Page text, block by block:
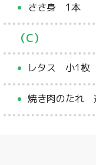
ささ身 1本
（C）
レタス 小1枚
焼き肉のたれ